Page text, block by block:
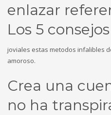
enlazar
Los 5
joviales estas metodos infalibles
amoroso.
Crea una
no ha